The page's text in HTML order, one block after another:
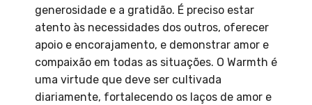
generosidade e a gratidão. É preciso estar
atento às necessidades dos outros, oferecer
apoio e encorajamento, e demonstrar amor e
compaixão em todas as situações. O Warmth é
uma virtude que deve ser cultivada
diariamente, fortalecendo os laços de amor e